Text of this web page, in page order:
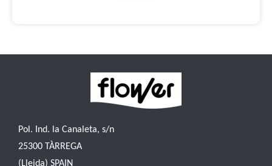
Pol. Ind. la Canaleta, s/n
25300 TÀRREGA
(Lleida) SPAIN